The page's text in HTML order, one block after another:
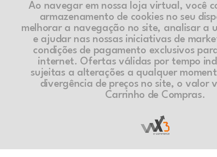
Ao navegar em nossa loja virtual, você
armazenamento de cookies no seu
melhorar a navegação no site, analisar a
e ajudar nas nossas iniciativas de
condições de pagamento exclusivos
internet. Ofertas válidas por tempo
sujeitas a alterações a qualquer
divergência de preços no site, o valor
Carrinho de Compras.